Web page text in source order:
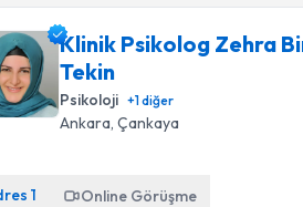
Klinik Psikolog Zehra
Tekin
Psikoloji +1diğer
Ankara, Çankaya
1 Online Görüşme